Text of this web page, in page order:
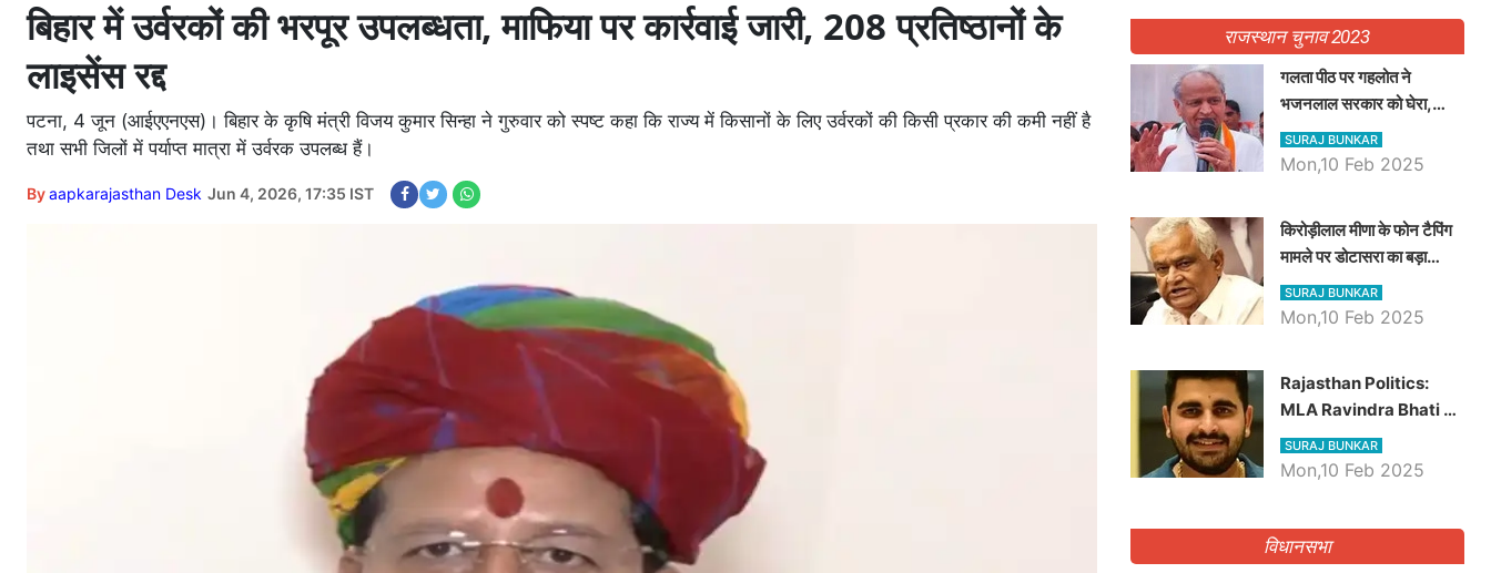
बिहार में उर्वरकों की भरपूर उपलब्धता, माफिया पर कार्रवाई जारी, 208 प्रतिष्ठानों के
लाइसेंस रद्द
पटना, 4 जून (आईएएनएस)। बिहार के कृषि मंत्री विजय कुमार सिन्हा ने गुरुवार को स्पष्ट कहा कि राज्य में किसानों के लिए उर्वरकों की किसी प्रकार की कमी नहीं है
तथा सभी जिलों में पर्याप्त मात्रा में उर्वरक उपलब्ध हैं।
Byaapkarajasthan Desk Jun 4, 2026, 17:35 IST
राजस्थान चुनाव 2023
गलता पीठ पर गहलोत ने
भजनलाल सरकार को घेरा,
Video में देखें अब तक बड़ी
खबरें
SURAJ BUNKAR
Mon,10 Feb 2025
किरोड़ीलाल मीणा के फोन टैपिंग
मामले पर डोटासरा का बड़ा
आरोप, वीडियो में देखें AZ बड़ी
खबरें
SURAJ BUNKAR
Mon,10 Feb 2025
Rajasthan Politics:
MLA Ravindra Bhati ने
प्रदेश की शिक्षा व्यवस्था पर
उठाए सवाल, Madan
SURAJ BUNKAR
Mon,10 Feb 2025
विधानसभा